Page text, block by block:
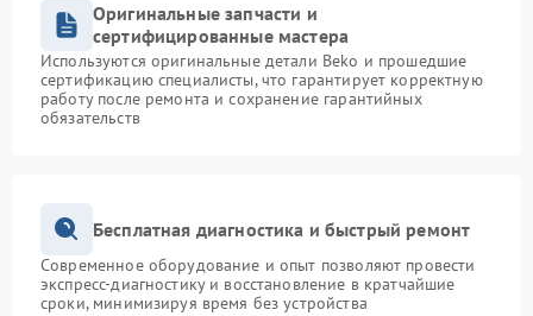
Оригинальные запчасти и
сертифицированные мастера
Используются оригинальные детали Beko и прошедшие
сертификацию специалисты, что гарантирует корректную
работу после ремонта и сохранение гарантийных
обязательств
Бесплатная диагностика и быстрый ремонт
Современное оборудование и опыт позволяют провести
экспресс-диагностику и восстановление в кратчайшие
сроки, минимизируя время без устройства